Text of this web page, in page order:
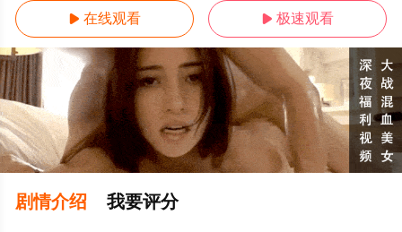
 在线观看  极速观看
剧情介绍 我要评分